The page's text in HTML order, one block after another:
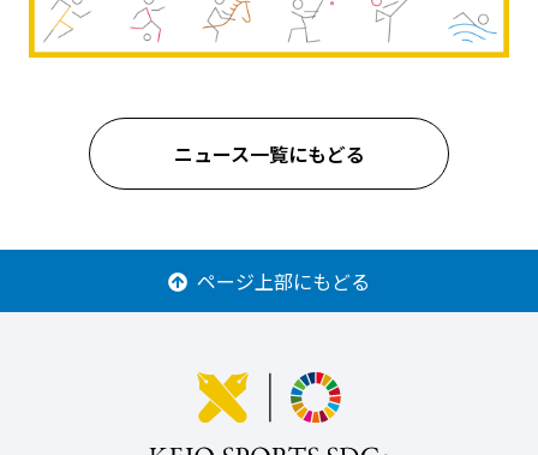
ニュース一覧にもどる
ページ上部にもどる